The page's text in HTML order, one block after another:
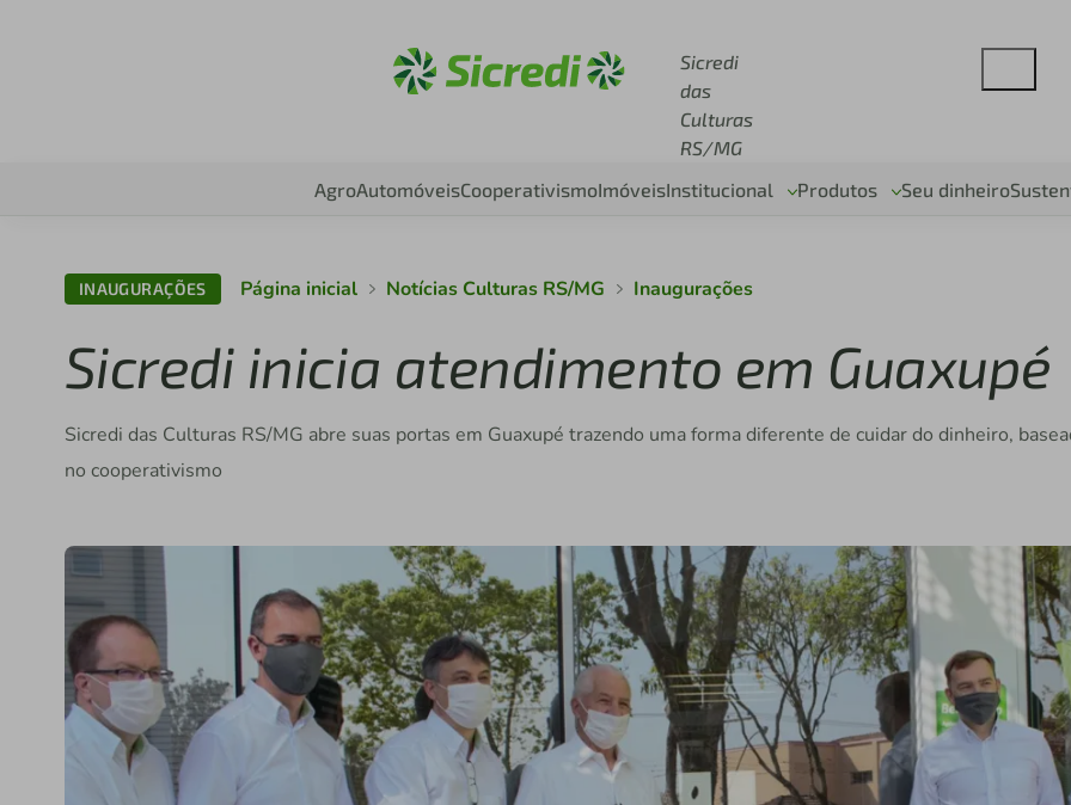
Sicredi
das
Culturas
RS/MG
AgroAutomóveisCooperativismoImóveisInstitucional Produtos Seu dinheiro
INAUGURAÇÕES Página inicial Notícias Culturas RS/MG Inaugurações
Sicredi inicia atendimento em Guaxupé
Sicredi das Culturas RS/MG abre suas portas em Guaxupé trazendo uma forma diferente de cuidar do dinheiro,
no cooperativismo